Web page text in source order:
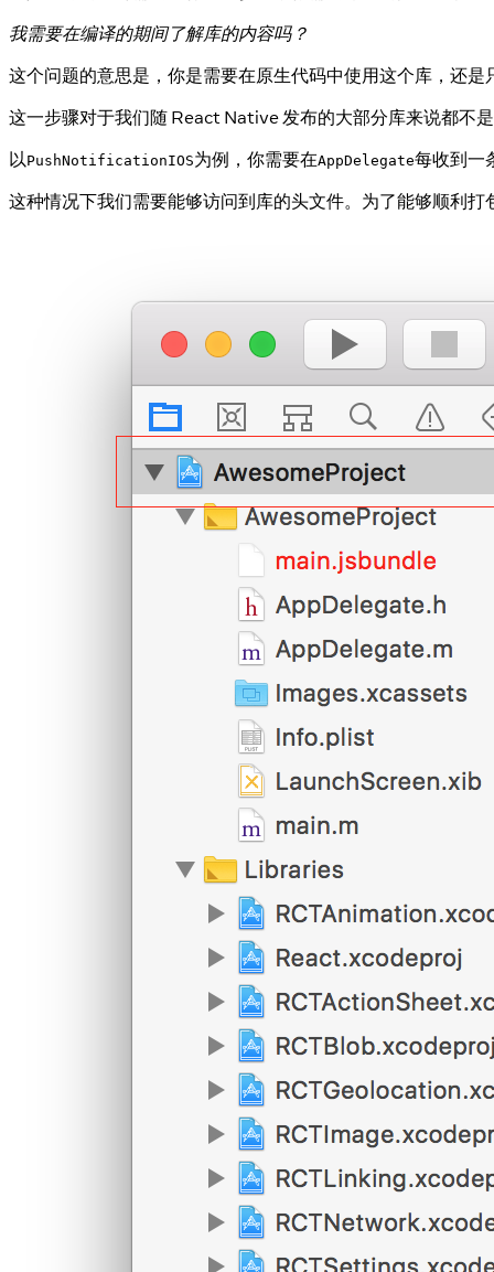
我需要在编译的期间了解库的内容吗？
这个问题的意思是，你是需要在原生代码中使用这个库，还
这一步骤对于我们随 React Native 发布的大部分库来说都不
以PushNotificationIOS为例，你需要在AppDelegate每收到一
这种情况下我们需要能够访问到库的头文件。为了能够顺利